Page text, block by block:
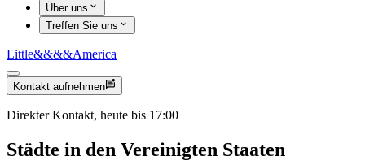
Über uns
Treffen Sie uns
Little&&&&America
Kontakt aufnehmen
Direkter Kontakt, heute bis 17:00
Städte in den Vereinigten Staaten